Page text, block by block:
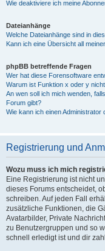
Wie deaktiviere ich meine
Dateianhänge
Welche Dateianhänge sind in
Kann ich eine Übersicht all
phpBB betreffende Fragen
Wer hat diese Forensoftware
Warum ist Funktion x oder y
An wen soll ich mich wenden,
Forum gibt?
Wie kann ich einen
Registrierung und
Wozu muss ich mich
Eine Registrierung ist nicht
dieses Forums entscheidet,
schreiben. Auf jeden Fall
zusätzliche Funktionen, die
Avatarbilder, Private
zu Benutzergruppen und so
schnell erledigt ist und dir